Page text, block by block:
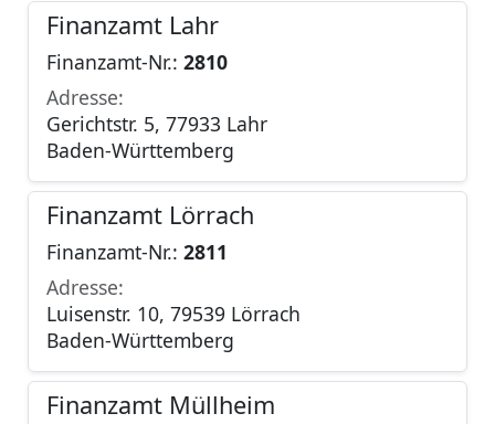
Finanzamt Lahr
Finanzamt-Nr.: 2810
Adresse:
Gerichtstr. 5, 77933 Lahr
Baden-Württemberg
Finanzamt Lörrach
Finanzamt-Nr.: 2811
Adresse:
Luisenstr. 10, 79539 Lörrach
Baden-Württemberg
Finanzamt Müllheim